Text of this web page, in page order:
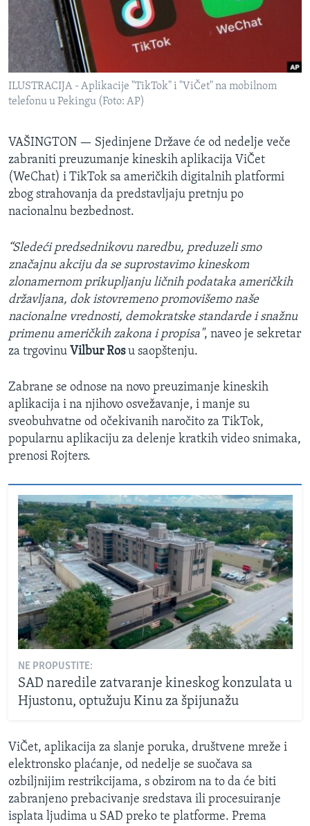
SPORT
INTERVJU
ILUSTRACIJA - Aplikacije "TikTok" i "ViČet" na mobilnom
telefonu u Pekingu (Foto: AP)
VAŠINGTON — Sjedinjene Države će od nedelje veče
zabraniti preuzumanje kineskih aplikacija ViČet
(WeChat) i TikTok sa američkih digitalnih platformi
zbog strahovanja da predstavljaju pretnju po
nacionalnu bezbednost.
“Sledeći predsednikovu naredbu, preduzeli smo
značajnu akciju da se suprostavimo kineskom
zlonamernom prikupljanju ličnih podataka američkih
državljana, dok istovremeno promovišemo naše
nacionalne vrednosti, demokratske standarde i snažnu
primenu američkih zakona i propisa", naveo je sekretar
za trgovinu Vilbur Rosu saopštenju.
Zabrane se odnose na novo preuzimanje kineskih
aplikacija i na njihovo osvežavanje, i manje su
sveobuhvatne od očekivanih naročito za TikTok,
popularnu aplikaciju za delenje kratkih video snimaka,
prenosi Rojters.
NE PROPUSTITE:
SAD naredile zatvaranje kineskog konzulata u
Hjustonu, optužuju Kinu za špijunažu
ViČet, aplikacija za slanje poruka, društvene mreže i
elektronsko plaćanje, od nedelje se suočava sa
ozbiljnijim restrikcijama, s obzirom na to da će biti
zabranjeno prebacivanje sredstava ili procesuiranje
isplata ljudima u SAD preko te platforme. Prema